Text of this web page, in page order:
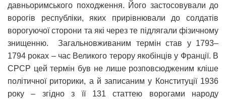
давньоримського походження. Його застосовували до
ворогів республіки, яких прирівнювали до солдатів
ворогуючої сторони та які через те підлягали фізичному
знищенню. Загальновживаним термін став у 1793–
1794 роках – час Великого терору якобінців у Франції. В
СРСР цей термін був не лише розповсюдженим кліше
політичної риторики, а й записаним у Конституції 1936
року – згідно з її 131 статтею ворогами народу